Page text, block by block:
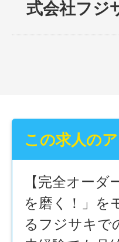
式会社フジ
この求人の
【完全オー
を磨く！」を
るフジサキで